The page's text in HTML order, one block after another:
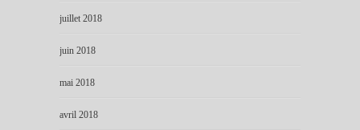
juillet 2018
juin 2018
mai 2018
avril 2018